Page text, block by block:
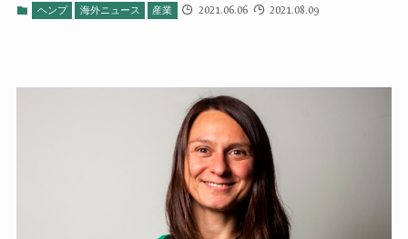
ヘンプ 海外ニュース 産業 2021.06.06 2021.08.09